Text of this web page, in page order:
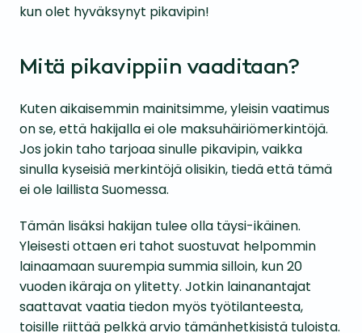
kun olet hyväksynyt pikavipin!
Mitä pikavippiin vaaditaan?
Kuten aikaisemmin mainitsimme, yleisin vaatimus
on se, että hakijalla ei ole maksuhäiriömerkintöjä.
Jos jokin taho tarjoaa sinulle pikavipin, vaikka
sinulla kyseisiä merkintöjä olisikin, tiedä että tämä
ei ole laillista Suomessa.
Tämän lisäksi hakijan tulee olla täysi-ikäinen.
Yleisesti ottaen eri tahot suostuvat helpommin
lainaamaan suurempia summia silloin, kun 20
vuoden ikäraja on ylitetty. Jotkin lainanantajat
saattavat vaatia tiedon myös työtilanteesta,
toisille riittää pelkkä arvio tämänhetkisistä tuloista.